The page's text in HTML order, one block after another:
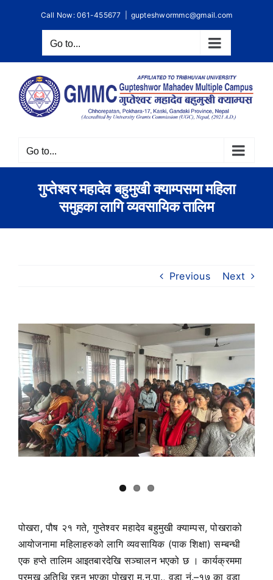
Call Now: 061-455677 gupteshwormmc@gmail.com
Go to...
Go to...
गुप्तेश्वर महादेव बहुमुखी क्याम्पसमा महिला
समुहका लागि व्यवसायिक तालिम
Previous Next
View
Larger
Image
पोखरा, पौष २१ गते, गुप्तेश्वर महादेव बहुमुखी क्याम्पस, पोखराको
आयोजनामा महिलाहरुको लागि व्यवसायिक (पाक शिक्षा) सम्बन्धी
एक हप्ते तालिम आइतबारदेखि सञ्चालन भएको छ । कार्यक्रममा
प्रमुख अतिथि रहनु भएका पोखरा म.न.पा., वडा नं.–१७ का वडा